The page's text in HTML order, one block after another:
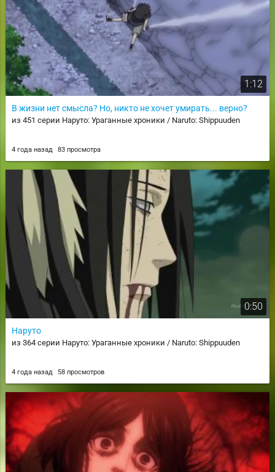
1:12
В жизни нет смысла? Но, никто не хочет умирать... верно?
из 451 серии Наруто: Ураганные хроники / Naruto: Shippuuden
4 года назад 83 просмотра
0:50
Наруто
из 364 серии Наруто: Ураганные хроники / Naruto: Shippuuden
4 года назад 58 просмотров